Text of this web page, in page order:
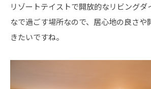
リゾートテイストで開放的なリビングダ
なで過ごす場所なので、居心地の良さや
きたいですね。